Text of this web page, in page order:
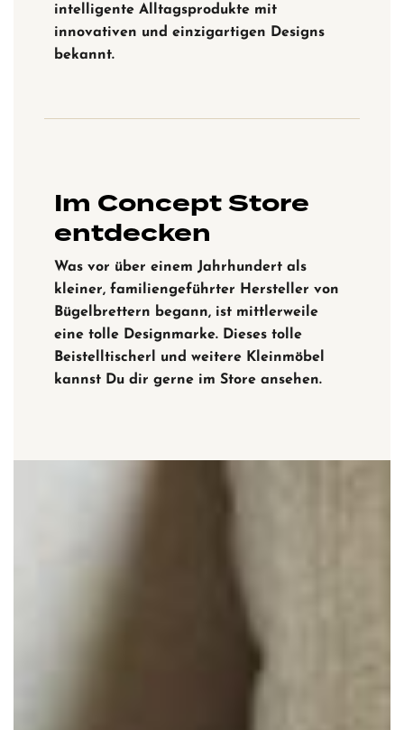
intelligente Alltagsprodukte mit
innovativen und einzigartigen Designs
bekannt.
Im Concept Store
entdecken
Was vor über einem Jahrhundert als
kleiner, familiengeführter Hersteller von
Bügelbrettern begann, ist mittlerweile
eine tolle Designmarke. Dieses tolle
Beistelltischerl und weitere Kleinmöbel
kannst Du dir gerne im Store ansehen.